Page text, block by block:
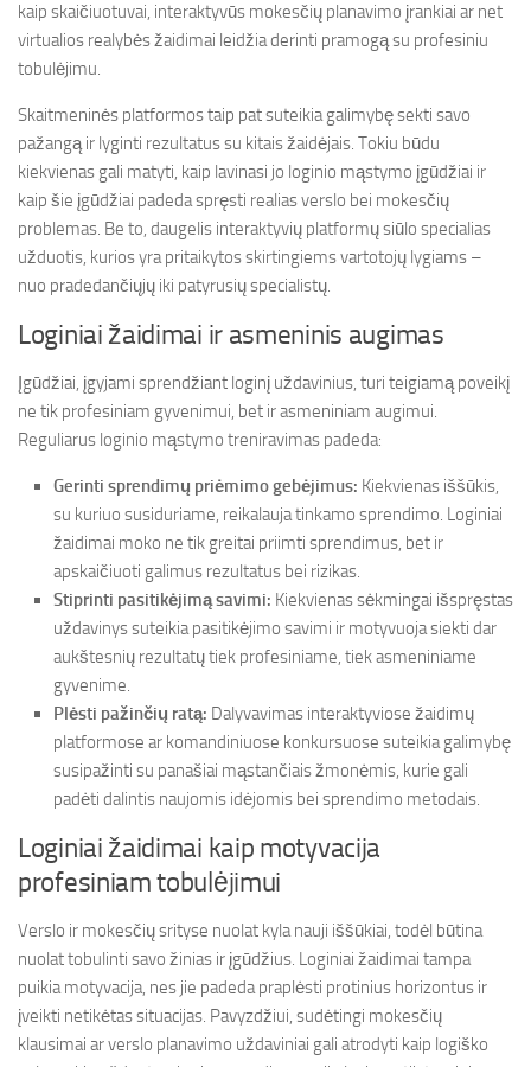
kaip skaičiuotuvai, interaktyvūs mokesčių planavimo įrankiai ar net
virtualios realybės žaidimai leidžia derinti pramogą su profesiniu
tobulėjimu.
Skaitmeninės platformos taip pat suteikia galimybę sekti savo
pažangą ir lyginti rezultatus su kitais žaidėjais. Tokiu būdu
kiekvienas gali matyti, kaip lavinasi jo loginio mąstymo įgūdžiai ir
kaip šie įgūdžiai padeda spręsti realias verslo bei mokesčių
problemas. Be to, daugelis interaktyvių platformų siūlo specialias
užduotis, kurios yra pritaikytos skirtingiems vartotojų lygiams –
nuo pradedančiųjų iki patyrusių specialistų.
Loginiai žaidimai ir asmeninis augimas
Įgūdžiai, įgyjami sprendžiant loginį uždavinius, turi teigiamą poveikį
ne tik profesiniam gyvenimui, bet ir asmeniniam augimui.
Reguliarus loginio mąstymo treniravimas padeda:
Gerinti sprendimų priėmimo gebėjimus: Kiekvienas iššūkis,
su kuriuo susiduriame, reikalauja tinkamo sprendimo. Loginiai
žaidimai moko ne tik greitai priimti sprendimus, bet ir
apskaičiuoti galimus rezultatus bei rizikas.
Stiprinti pasitikėjimą savimi: Kiekvienas sėkmingai išspręstas
uždavinys suteikia pasitikėjimo savimi ir motyvuoja siekti dar
aukštesnių rezultatų tiek profesiniame, tiek asmeniniame
gyvenime.
Plėsti pažinčių ratą: Dalyvavimas interaktyviose žaidimų
platformose ar komandiniuose konkursuose suteikia galimybę
susipažinti su panašiai mąstančiais žmonėmis, kurie gali
padėti dalintis naujomis idėjomis bei sprendimo metodais.
Loginiai žaidimai kaip motyvacija
profesiniam tobulėjimui
Verslo ir mokesčių srityse nuolat kyla nauji iššūkiai, todėl būtina
nuolat tobulinti savo žinias ir įgūdžius. Loginiai žaidimai tampa
puikia motyvacija, nes jie padeda praplėsti protinius horizontus ir
įveikti netikėtas situacijas. Pavyzdžiui, sudėtingi mokesčių
klausimai ar verslo planavimo uždaviniai gali atrodyti kaip logiško